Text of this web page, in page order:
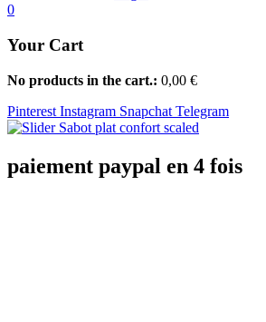
0
Your Cart
No products in the cart.: 0,00 €
Pinterest Instagram Snapchat Telegram
paiement paypal en 4 fois